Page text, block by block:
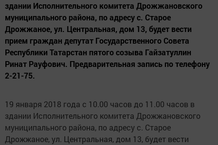
здании Исполнительного комитета Дрожжановского
муниципального района, по адресу с. Старое
Дрожжаное, ул. Центральная, дом 13, будет вести
прием граждан депутат Государственного Совета
Республики Татарстан пятого созыва Гайзатуллин
Ринат Рауфович. Предварительная запись по телефону
2-21-75.
19 января 2018 года с 10.00 часов до 11.00 часов в
здании Исполнительного комитета Дрожжановского
муниципального района, по адресу с. Старое
Дрожжаное, ул. Центральная, дом 13, будет вести